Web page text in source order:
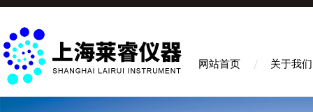
网站首页 关于我们